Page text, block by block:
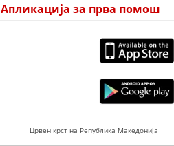
Апликација за прва помош
Црвен крст на Република Македонија